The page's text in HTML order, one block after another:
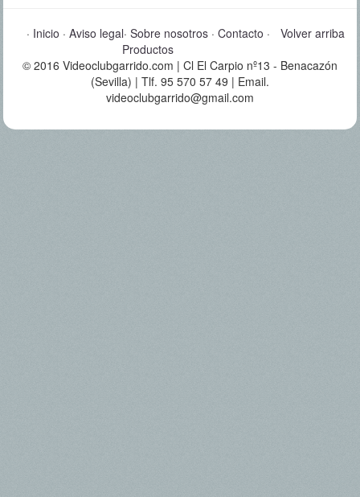
Volver arriba
· Inicio · Aviso legal· Sobre nosotros· Contacto ·
Productos
© 2016 Videoclubgarrido.com | Cl El Carpio nº13 - Benacazón
(Sevilla) | Tlf. 95 570 57 49 | Email.
videoclubgarrido@gmail.com